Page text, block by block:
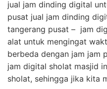
jual jam dinding digital
pusat jual jam dinding
tangerang pusat – jam
alat untuk mengingat
berbeda dengan jam jam
jam digital sholat masjid
sholat, sehingga jika kita